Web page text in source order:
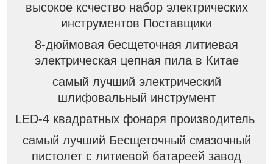
высокое ксчество набор электрических
инструментов Поставщики
8-дюймовая бесщеточная литиевая
электрическая цепная пила в Китае
самый лучший электрический
шлифовальный инструмент
LED-4 квадратных фонаря производитель
самый лучший Бесщеточный смазочный
пистолет с литиевой батареей завод